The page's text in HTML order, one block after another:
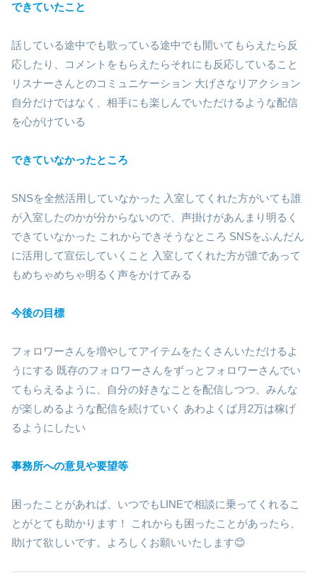
できていたこと
話している途中でも歌っている途中でも開いてもらえたら反
応したり、コメントをもらえたらそれにも反応していること
リスナーさんとのコミュニケーション 大げさなリアクション
自分だけではなく、相手にも楽しんでいただけるような配信
を心がけている
できていなかったところ
SNSを全然活用していなかった 入室してくれた方がいても誰
が入室したのかが分からないので、声掛けがあんまり明るく
できていなかった これからできそうなところ SNSをふんだん
に活用して宣伝していくこと 入室してくれた方が誰であって
もめちゃめちゃ明るく声をかけてみる
今後の目標
フォロワーさんを増やしてアイテムをたくさんいただけるよ
うにする 既存のフォロワーさんをずっとフォロワーさんでい
てもらえるように、自分の好きなことを配信しつつ、みんな
が楽しめるような配信を続けていく あわよくば月2万は稼げ
るようにしたい
事務所への意見や要望等
困ったことがあれば、いつでもLINEで相談に乗ってくれるこ
とがとても助かります！ これからも困ったことがあったら、
助けて欲しいです。よろしくお願いいたします😊